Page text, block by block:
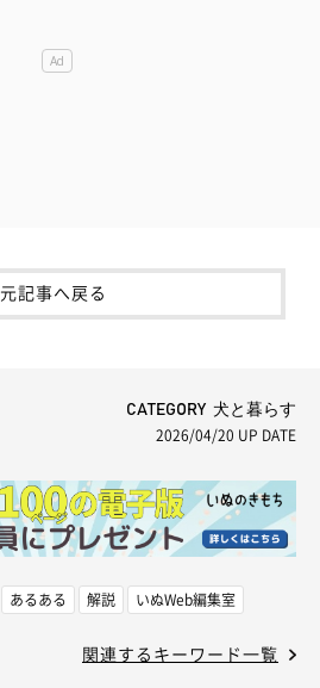
元記事へ戻る
CATEGORY 犬と暮らす
2026/04/20 UP DATE
あるある 解説 いぬWeb編集室
関連するキーワード一覧